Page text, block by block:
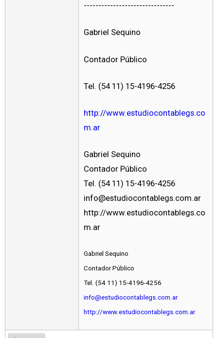
-------------------------------
Gabriel Sequino
Contador Público
Tel. (54 11) 15-4196-4256
http://www.estudiocontablegs.co
m.ar
Gabriel Sequino
Contador Público
Tel. (54 11) 15-4196-4256
info@estudiocontablegs.com.ar
http://www.estudiocontablegs.co
m.ar
Gabriel Sequino
Contador Público
Tel. (54 11) 15-4196-4256
info@estudiocontablegs.com.ar
http://www.estudiocontablegs.com.ar